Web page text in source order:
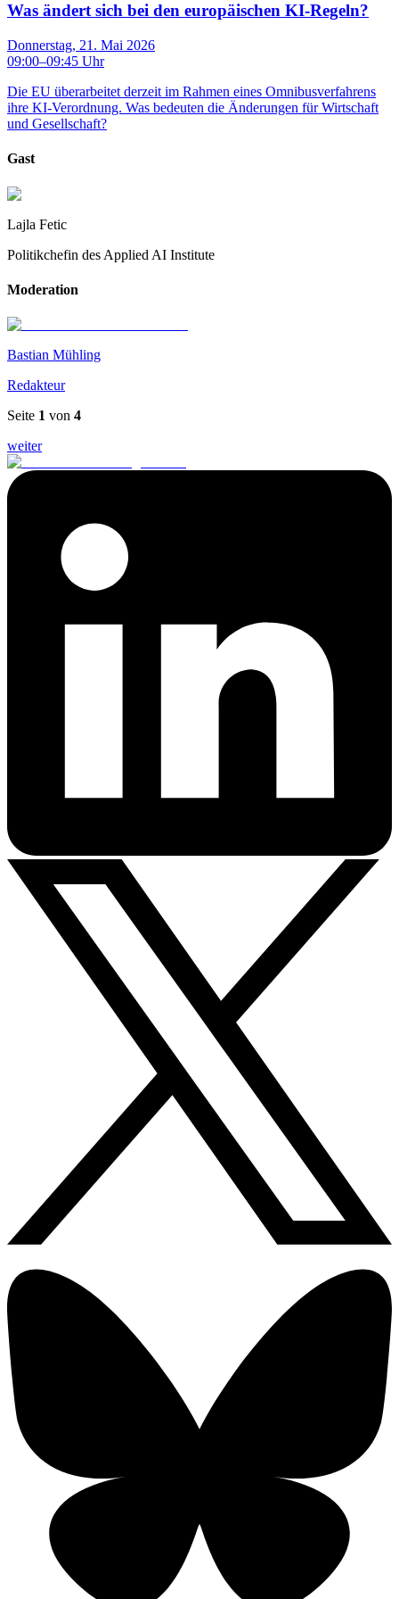
Was ändert sich bei den europäischen KI-Regeln?
Donnerstag, 21. Mai 2026
09:00–09:45 Uhr
Die EU überarbeitet derzeit im Rahmen eines Omnibusverfahrens
ihre KI-Verordnung. Was bedeuten die Änderungen für Wirtschaft
und Gesellschaft?
Gast
Lajla Fetic
Politikchefin des Applied AI Institute
Moderation
Bastian Mühling
Redakteur
Seite 1 von 4
weiter